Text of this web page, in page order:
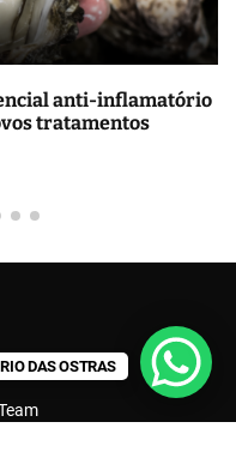
anti-inflamatório
DAS OSTRAS